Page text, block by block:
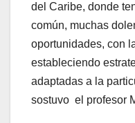
del Caribe, donde
común, muchas
oportunidades, con
estableciendo
adaptadas a la
sostuvo el profesor